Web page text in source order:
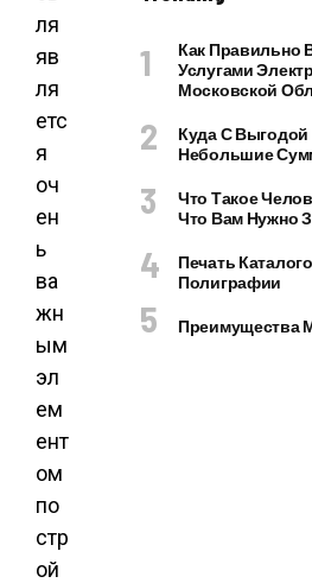
ля
яв
ля
етс
я
оч
ен
ь
ва
жн
ым
эл
ем
ент
ом
по
стр
ой
Как Правильно
Услугами
Московской
Куда С Выгодой
Небольшие
Что Такое
Что Вам Нужно
Печать
Полиграфии
Преимущества